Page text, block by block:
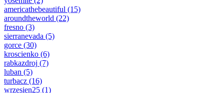
americathebeautiful (15)
aroundtheworld (22)
fresno (3)
sierranevada (5)
gorce (30)
kroscienko (6)
rabkazdroj (7)
luban (5)
turbacz (16)
wrzesien25 (1)